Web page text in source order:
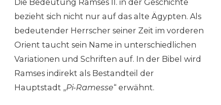
Die Bedeutung Ramses II. in der Geschichte
bezieht sich nicht nur auf das alte Ägypten. Als
bedeutender Herrscher seiner Zeit im vorderen
Orient taucht sein Name in unterschiedlichen
Variationen und Schriften auf. In der Bibel wird
Ramses indirekt als Bestandteil der
Hauptstadt „Pi-Ramesse“ erwähnt.